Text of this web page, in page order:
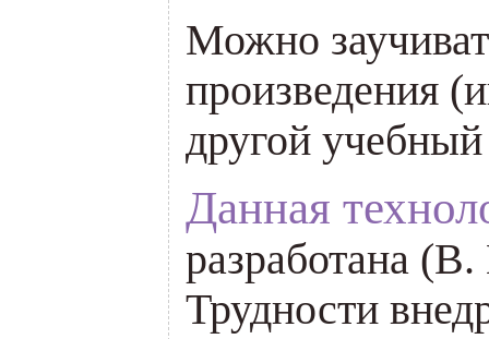
Можно
произведения
другой
Данная
разработана
Трудности